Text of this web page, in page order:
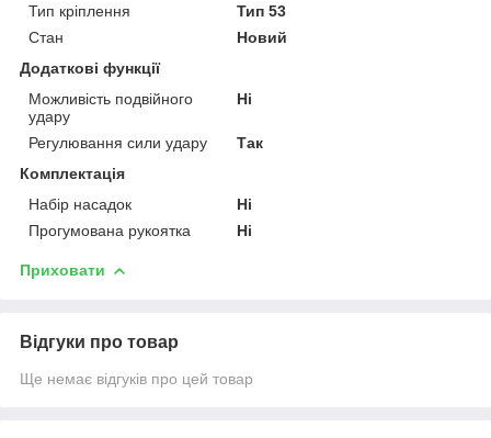
Тип кріплення
Тип 53
Стан
Новий
Додаткові функції
Можливість подвійного
удару
Ні
Регулювання сили удару
Так
Комплектація
Набір насадок
Ні
Прогумована рукоятка
Ні
Приховати
Відгуки про товар
Ще немає відгуків про цей товар